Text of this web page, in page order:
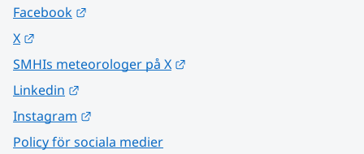
Facebook
X
SMHIs meteorologer på X
Linkedin
Instagram
Policy för sociala medier